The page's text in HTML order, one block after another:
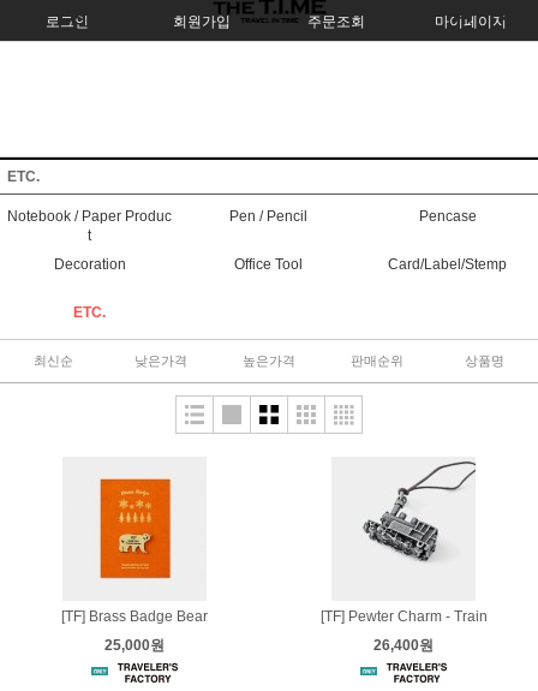
로그인 회원가입 주문조회 마이페이지
ETC.
Notebook / Paper Produc
t
Pen / Pencil Pencase
Decoration Office Tool Card/Label/Stemp
ETC.
최신순 낮은가격 높은가격 판매순위 상품명
[TF] Brass Badge Bear
25,000원
[TF] Pewter Charm - Train
26,400원